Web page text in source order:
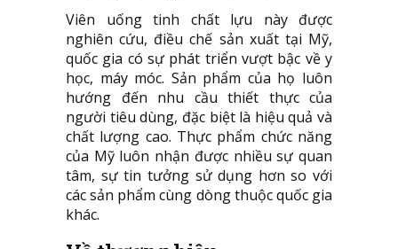
Viên uống tinh chất lựu này được
nghiên cứu, điều chế sản xuất tại Mỹ,
quốc gia có sự phát triển vượt bậc về y
học, máy móc. Sản phẩm của họ luôn
hướng đến nhu cầu thiết thực của
người tiêu dùng, đặc biệt là hiệu quả và
chất lượng cao. Thực phẩm chức năng
của Mỹ luôn nhận được nhiều sự quan
tâm, sự tin tưởng sử dụng hơn so với
các sản phẩm cùng dòng thuộc quốc gia
khác.